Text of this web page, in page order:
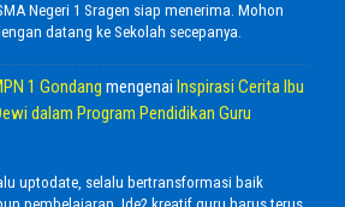
Negeri 1 Sragen siap menerima. Mohon
datang ke Sekolah secepanya.
1 Gondang mengenai Inspirasi Cerita Ibu
dalam Program Pendidikan Guru
uptodate, selalu bertransformasi baik